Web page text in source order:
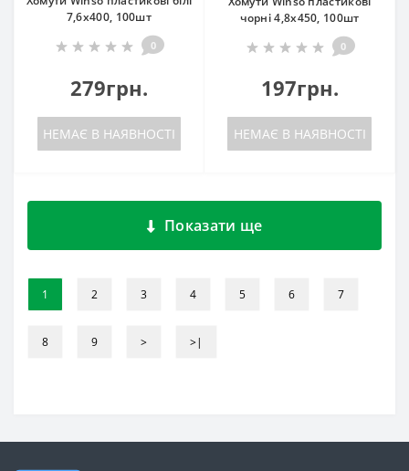
7,6x400, 100шт
0
279грн.
НЕМАЄ В НАЯВНОСТІ
чорні 4,8x450, 100шт
0
197грн.
НЕМАЄ В НАЯВНОСТІ
Показати ще
1 2 3 4 5 6 7
8 9 > >|